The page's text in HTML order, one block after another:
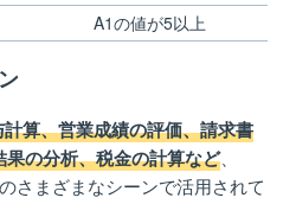
A1の値が5以上
算、営業成績の評価、請求書
の分析、税金の計算など、
さまざまなシーンで活用されて